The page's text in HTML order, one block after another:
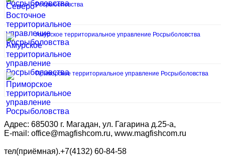
Росрыболовства
Амурское территориальное управление Росрыболовства
Приморское территориальное управление Росрыболовства
Адрес: 685030 г. Магадан, ул. Гагарина д.25-а,
E-mail: office@magfishcom.ru, www.magfishcom.ru
тел(приёмная).+7(4132) 60-84-58